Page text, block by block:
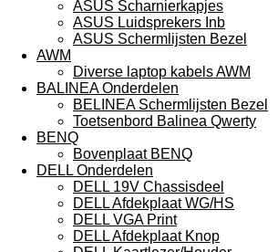
ASUS Scharnierkapjes
ASUS Luidsprekers Inb
ASUS Schermlijsten Bezel
AWM
Diverse laptop kabels AWM
BALINEA Onderdelen
BELINEA Schermlijsten Bezel
Toetsenbord Balinea Qwerty
BENQ
Bovenplaat BENQ
DELL Onderdelen
DELL 19V Chassisdeel
DELL Afdekplaat WG/HS
DELL VGA Print
DELL Afdekplaat Knop